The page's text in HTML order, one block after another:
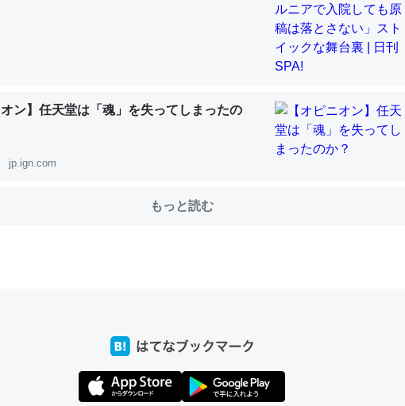
:: 【研究発表】昆虫学の大問題＝「昆虫はなぜ海にいないのか」に関する新仮説
を実家に置いて４年。でたまに覗いてる。ぼちぼちRingも置こうかと画策
、Googleマップで位置情報を共有してる。電池残量や充電中かが分かるのでこ
きてるなって分かる。
するくらいだった遠方の父67歳と僕。ITツール導入でコミュニケーションが劇的に変化し
オン】任天堂は「魂」を失ってしまったの
jp.ign.com
もっと読む